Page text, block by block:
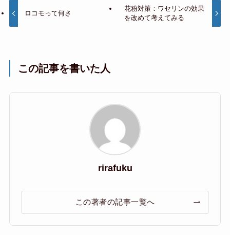
ロコモって何さ
花粉対策：ワセリンの効果
を改めて考えてみる
この記事を書いた人
rirafuku
この著者の記事一覧へ